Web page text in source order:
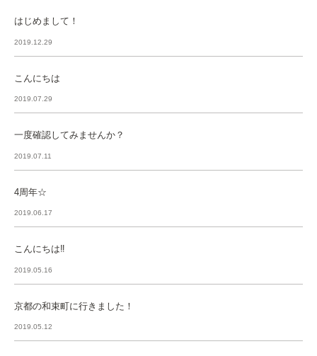
はじめまして！
2019.12.29
こんにちは
2019.07.29
一度確認してみませんか？
2019.07.11
4周年☆
2019.06.17
こんにちは‼︎
2019.05.16
京都の和束町に行きました！
2019.05.12